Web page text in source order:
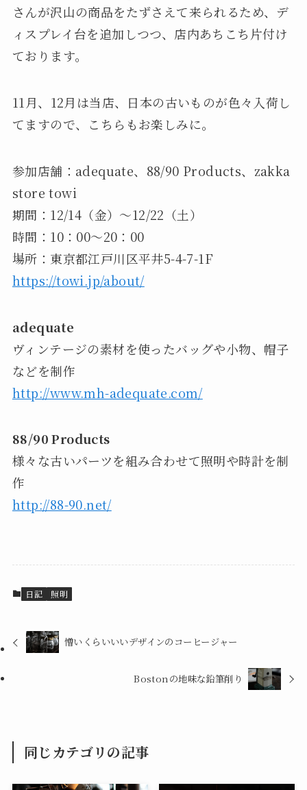
さんが沢山の商品をたずさえて来られるため、デ
ィスプレイ台を追加しつつ、店内あちこち片付け
ております。
11月、12月は当店、日本の古いものが色々入荷し
てますので、こちらもお楽しみに。
参加店舗：adequate、88/90 Products、zakka
store towi
期間：12/14（金）～12/22（土）
時間：10：00～20：00
場所：東京都江戸川区平井5-4-7-1F
https://towi.jp/about/
adequate
ヴィンテージの素材を使ったバッグや小物、帽子
などを制作
http://www.mh-adequate.com/
88/90 Products
様々な古いパーツを組み合わせて照明や時計を制
作
http://88-90.net/
日記 照明
憎いくらいいいデザインのコーヒージャー
Bostonの地味な鉛筆削り
同じカテゴリの記事